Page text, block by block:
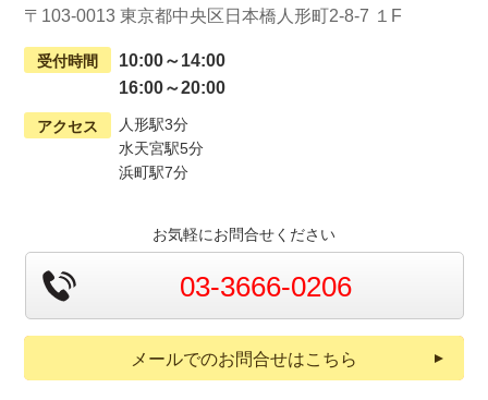
〒103-0013 東京都中央区日本橋人形町2-8-7 １F
受付時間
10:00～14:00
16:00～20:00
アクセス
人形駅3分
水天宮駅5分
浜町駅7分
お気軽にお問合せください
03-3666-0206
メールでのお問合せはこちら